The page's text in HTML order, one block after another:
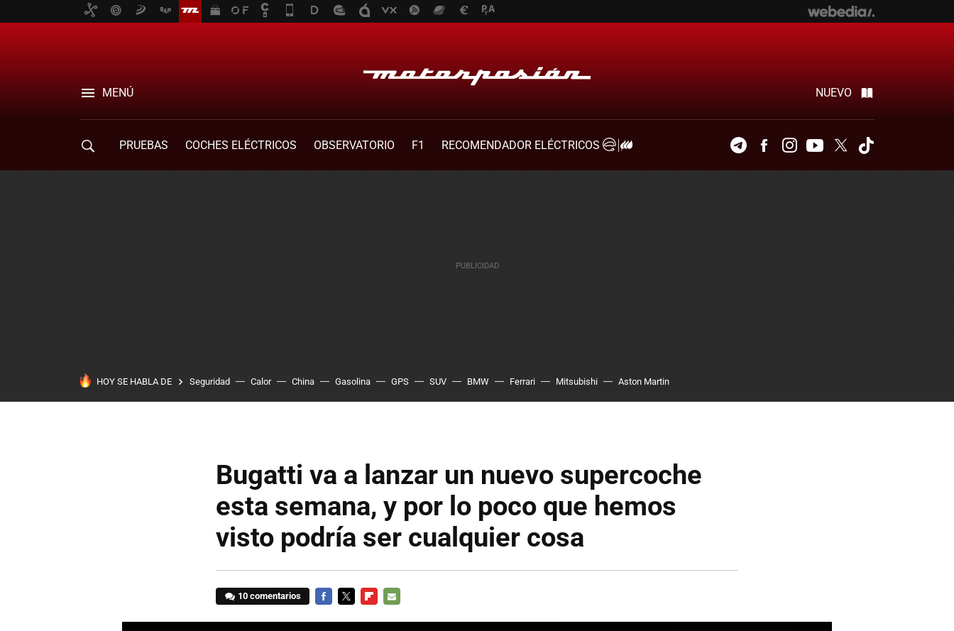
MENÚ NUEVO
PRUEBAS COCHES ELÉCTRICOS OBSERVATORIO F1
RECOMENDADOR ELÉCTRICOS
TelegramFacebookInstagramYoutubeTwitter
HOY SE HABLA DE Seguridad Calor China Gasolina GPS SUV BMW Ferrari Mitsubishi Aston Martin
Bugatti va a lanzar un nuevo supercoche
esta semana, y por lo poco que hemos
visto podría ser cualquier cosa
10 comentarios